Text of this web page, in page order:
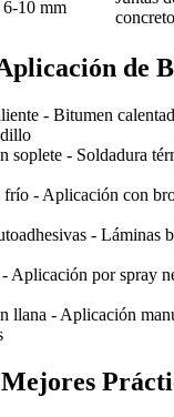
6-10 mm
concreto
de
- Bitumen
soplete - Soldadura
- Aplicación con
- Láminas
Aplicación por spray
llana - Aplicación